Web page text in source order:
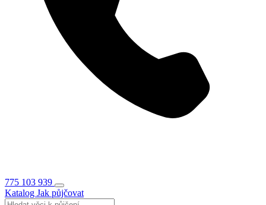
775 103 939
Katalog Jak půjčovat